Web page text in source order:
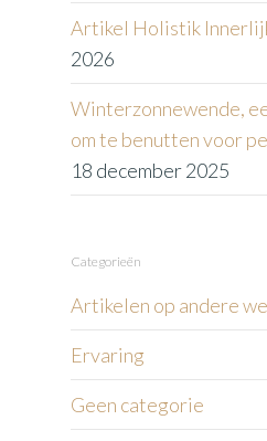
Artikel Holistik
2026
Winterzonnewende,
om te benutten voor
18 december 2025
Categorieën
Artikelen op andere
Ervaring
Geen categorie